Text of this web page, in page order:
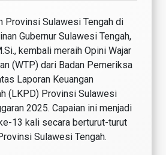
Sulawesi Tengah di
Gubernur Sulawesi Tengah,
kembali meraih Opini Wajar
(WTP) dari Badan Pemeriksa
Laporan Keuangan
(LKPD) Provinsi Sulawesi
2025. Capaian ini menjadi
13 kali secara berturut-turut
Sulawesi Tengah.